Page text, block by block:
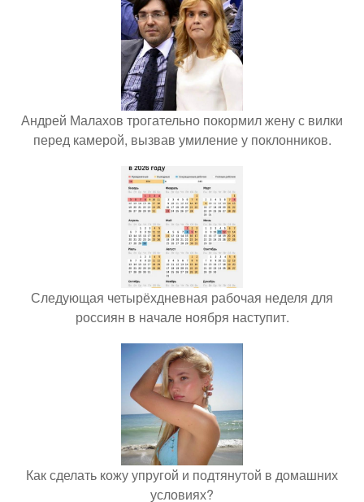
Андрей Малахов трогательно покормил жену с вилки
перед камерой, вызвав умиление у поклонников.
Следующая четырёхдневная рабочая неделя для
россиян в начале ноября наступит.
Как сделать кожу упругой и подтянутой в домашних
условиях?